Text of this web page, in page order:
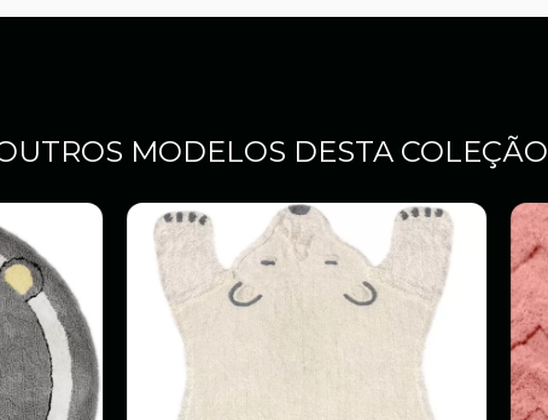
MODELOS DESTA COLEÇÃO